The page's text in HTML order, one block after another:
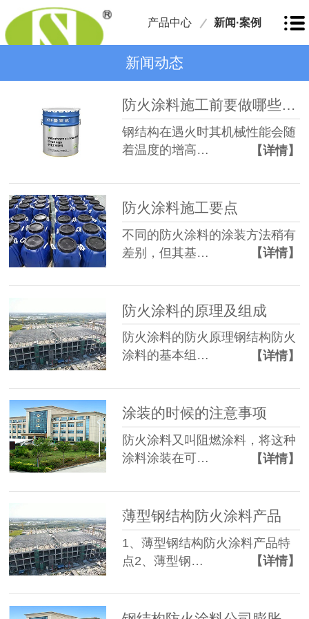
产品中心 新闻·案例
新闻动态
防火涂料施工前要做哪些准备？
钢结构在遇火时其机械性能会随
着温度的增高…
【详情】
防火涂料施工要点
不同的防火涂料的涂装方法稍有
差别，但其基…
【详情】
防火涂料的原理及组成
防火涂料的防火原理钢结构防火
涂料的基本组…
【详情】
涂装的时候的注意事项
防火涂料又叫阻燃涂料，将这种
涂料涂装在可…
【详情】
薄型钢结构防火涂料产品
1、薄型钢结构防火涂料产品特
点2、薄型钢…
【详情】